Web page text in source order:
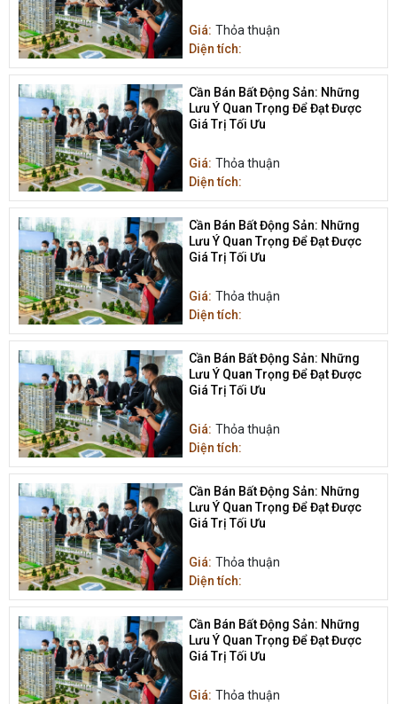
Giá: Thỏa thuận
Diện tích:
Cần Bán Bất Động Sản: Những
Lưu Ý Quan Trọng Để Đạt Được
Giá Trị Tối Ưu
Giá: Thỏa thuận
Diện tích:
Cần Bán Bất Động Sản: Những
Lưu Ý Quan Trọng Để Đạt Được
Giá Trị Tối Ưu
Giá: Thỏa thuận
Diện tích:
Cần Bán Bất Động Sản: Những
Lưu Ý Quan Trọng Để Đạt Được
Giá Trị Tối Ưu
Giá: Thỏa thuận
Diện tích:
Cần Bán Bất Động Sản: Những
Lưu Ý Quan Trọng Để Đạt Được
Giá Trị Tối Ưu
Giá: Thỏa thuận
Diện tích:
Cần Bán Bất Động Sản: Những
Lưu Ý Quan Trọng Để Đạt Được
Giá Trị Tối Ưu
Giá: Thỏa thuận